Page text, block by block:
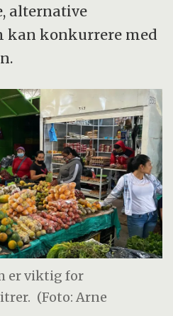
alternative
konkurrere med
er viktig for
(Foto: Arne